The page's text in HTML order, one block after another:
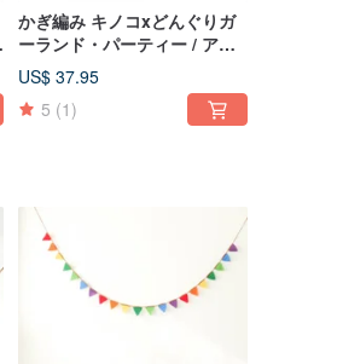
かぎ編み キノコxどんぐりガ
ーランド・パーティー / アウ
トドア / キャンプ / ピクニッ
ク / 誕生日 / インテリア
US$ 37.95
5 (1)